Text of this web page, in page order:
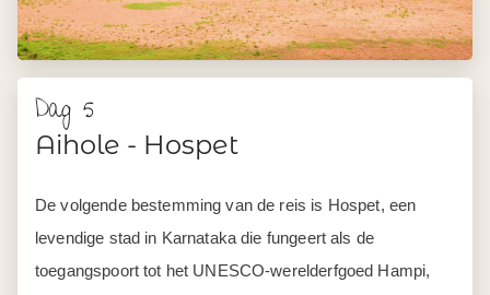
Dag 5
Aihole - Hospet
De volgende bestemming van de reis is Hospet, een
levendige stad in Karnataka die fungeert als de
toegangspoort tot het UNESCO-werelderfgoed Hampi,